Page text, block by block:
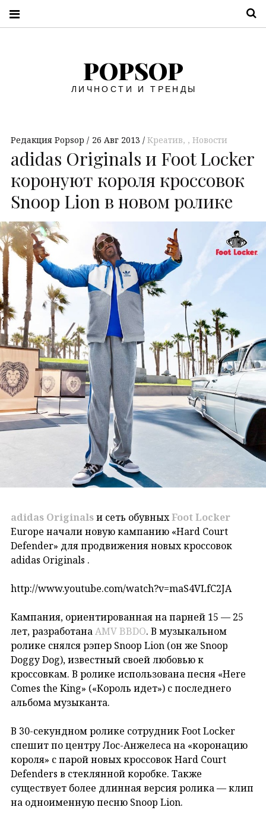
POPSOP
ЛИЧНОСТИ И ТРЕНДЫ
Редакция Popsop 26 Авг 2013 Креатив, Новости
adidas Originals и Foot Locker
коронуют короля кроссовок
Snoop Lion в новом ролике
adidas Originalsи сеть обувныхFoot Locker
Europe начали новую кампанию «Hard Court
Defender» для продвижения новых кроссовок
adidas Originals .
http://www.youtube.com/watch?v=maS4VLfC2JA
Кампания, ориентированная на парней 15 — 25
лет, разработанаAMV BBDO. В музыкальном
ролике снялся рэпер Snoop Lion (он же Snoop
Doggy Dog), известный своей любовью к
кроссовкам. В ролике использована песня «Here
Comes the King» («Король идет») с последнего
альбома музыканта.
В 30-секундном ролике сотрудник Foot Locker
спешит по центру Лос-Анжелеса на «коронацию
короля» с парой новых кроссовок Hard Court
Defenders в стеклянной коробке. Также
существует более длинная версия ролика — клип
на одноименную песню Snoop Lion.